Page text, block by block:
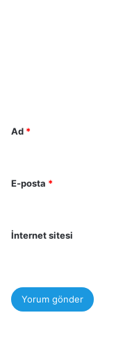
Ad *
E-posta *
İnternet sitesi